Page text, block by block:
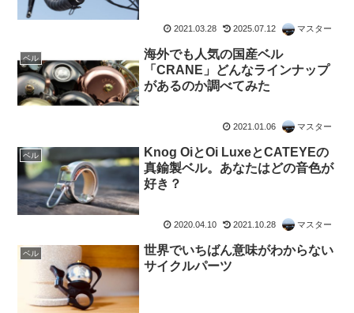
2021.03.28 2025.07.12 マスター
ベル
海外でも人気の国産ベル
「CRANE」どんなラインナップ
があるのか調べてみた
2021.01.06 マスター
ベル
Knog OiとOi LuxeとCATEYEの
真鍮製ベル。あなたはどの音色が
好き？
2020.04.10 2021.10.28 マスター
ベル
世界でいちばん意味がわからない
サイクルパーツ